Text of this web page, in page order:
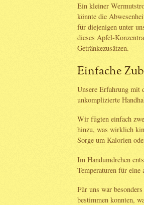
Ein kleiner
könnte die
für diejenigen unter
dieses Apfel-
Getränkezusätzen.
Einfache
Unsere Erfahrung mit
unkomplizierte
Wir fügten einfach
hinzu, was wirklich
Sorge um Kalorien
Im Handumdrehen
Temperaturen für eine
Für uns war
bestimmen konnten,